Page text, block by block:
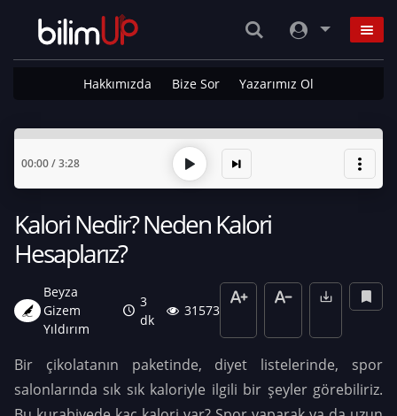
Hakkımızda Bize Sor Yazarımız Ol
00:00/3:28
Kalori Nedir? Neden Kalori
Hesaplarız?
Beyza
Gizem
Yıldırım
3
dk
31573
Bir çikolatanın paketinde, diyet listelerinde, spor
salonlarında sık sık kaloriyle ilgili bir şeyler görebiliriz.